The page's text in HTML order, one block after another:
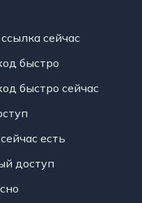
сейчас
быстро
быстро сейчас
есть
доступ